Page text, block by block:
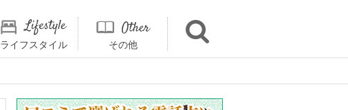
ライフスタイル その他